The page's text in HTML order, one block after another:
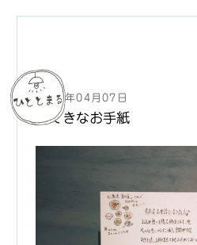
2018年04月07日
すてきなお手紙